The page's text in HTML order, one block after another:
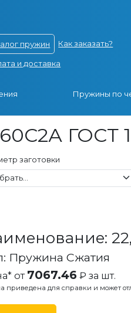
пружин Как заказать?
и доставка
Пружины по
ГОСТ
заготовки
Пружина Сжатия
от7067.46 ₽ за шт.
приведена для справки и может